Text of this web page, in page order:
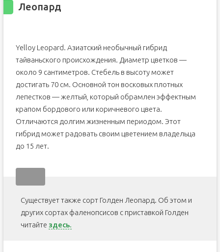
Леопард
Yelloy Leopard. Азиатский необычный гибрид
тайваньского происхождения. Диаметр цветков —
около 9 сантиметров. Стебель в высоту может
достигать 70 см. Основной тон восковых плотных
лепестков — желтый, который обрамлен эффектным
крапом бордового или коричневого цвета.
Отличаются долгим жизненным периодом. Этот
гибрид может радовать своим цветением владельца
до 15 лет.
Существует также сорт Голден Леопард. Об этом и
других сортах фаленопсисов с приставкой Голден
читайте здесь.